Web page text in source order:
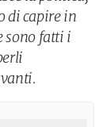
di capire in
sono fatti i